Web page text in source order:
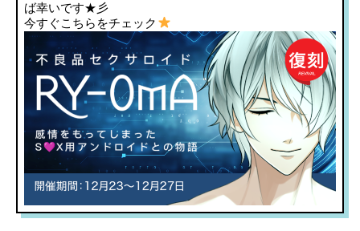
ば幸いです★彡
今すぐこちらをチェック